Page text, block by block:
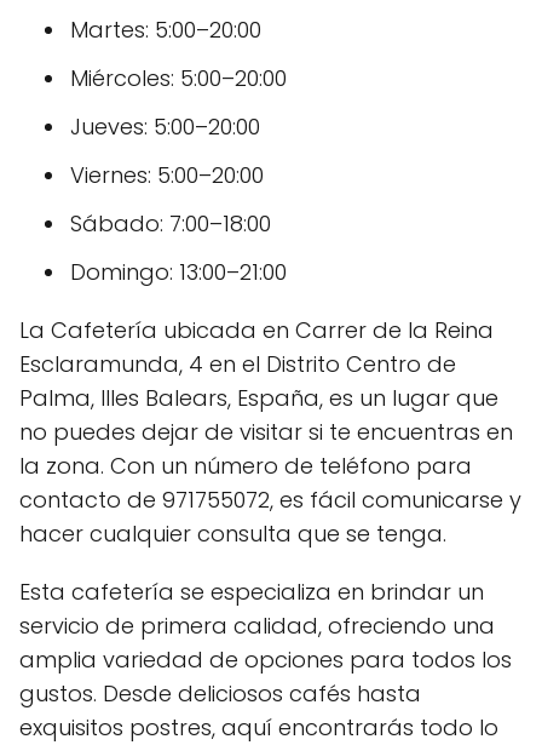
Martes: 5:00–20:00
Miércoles: 5:00–20:00
Jueves: 5:00–20:00
Viernes: 5:00–20:00
Sábado: 7:00–18:00
Domingo: 13:00–21:00
La Cafetería ubicada en Carrer de la Reina
Esclaramunda, 4 en el Distrito Centro de
Palma, Illes Balears, España, es un lugar que
no puedes dejar de visitar si te encuentras en
la zona. Con un número de teléfono para
contacto de 971755072, es fácil comunicarse y
hacer cualquier consulta que se tenga.
Esta cafetería se especializa en brindar un
servicio de primera calidad, ofreciendo una
amplia variedad de opciones para todos los
gustos. Desde deliciosos cafés hasta
exquisitos postres, aquí encontrarás todo lo